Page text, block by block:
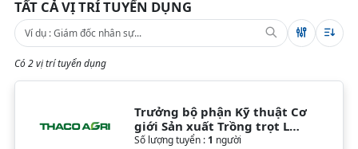
TẤT CẢ VỊ TRÍ TUYỂN DỤNG
Có 2 vị trí tuyển dụng
Trưởng bộ phận Kỹ thuật Cơ
giới Sản xuất Trồng trọt Lúa
& Cây lương thực
Số lượng tuyển : 1 người